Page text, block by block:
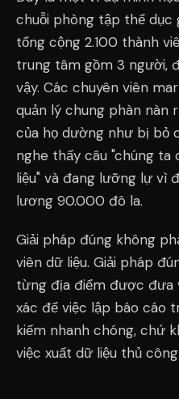
chuỗi phòng tập thể dục
tổng cộng 2.100 thành
trung tâm gồm 3 người,
vậy. Các chuyên viên
quản lý chung phàn nàn
của họ dường như bị bỏ
nghe thấy câu "chúng
liệu" và đang lưỡng lự vì
lương 90.000 đô la.
Giải pháp đúng không
viên dữ liệu. Giải pháp
từng địa điểm được đưa
xác để việc lập báo cáo
kiếm nhanh chóng, chứ
việc xuất dữ liệu thủ